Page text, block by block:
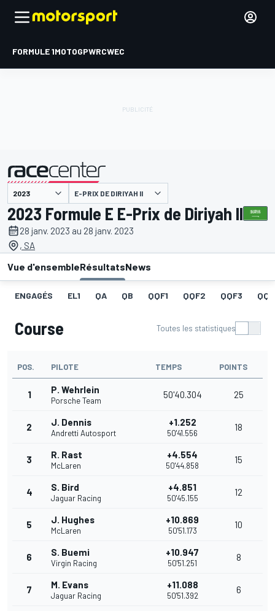
FORMULE 1MOTOGPWRCWEC
présenté par E-PRIX DE DIRIYAH II
2023 Formule E E-Prix de Diriyah II
28 janv. 2023 au 28 janv. 2023
, SA
Vue d'ensembleRésultatsNews
ENGAGÉS EL1 QA QB QQF1 QQF2 QQF3
Course Toutes les statistiques
POS. PILOTE TEMPS POINTS
1 P. Wehrlein
Porsche Team
50'40.304 25
2 J. Dennis
Andretti Autosport
+1.252
50'41.556
18
3 R. Rast
McLaren
+4.554
50'44.858
15
4 S. Bird
Jaguar Racing
+4.851
50'45.155
12
5 J. Hughes
McLaren
+10.869
50'51.173
10
6 S. Buemi
Virgin Racing
+10.947
50'51.251
8
7 M. Evans
Jaguar Racing
+11.088
50'51.392
6